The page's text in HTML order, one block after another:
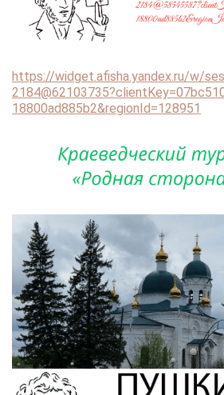
https://widget.afisha.yandex.ru/w/
18800ad885b2&regionId=128951